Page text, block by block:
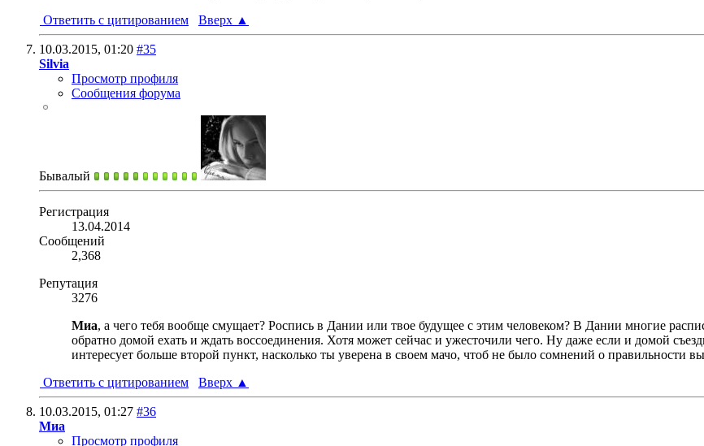
Ответить с цитированием
Вверх ▲
10.03.2015, 01:20 #35
Silvia
Просмотр профиля
Сообщения форума
Бывалый
Регистрация
13.04.2014
Сообщений
2,368
Репутация
3276
Миа, а чего тебя вообще смущает? Роспись в Дании или твое будущее с этим человеком? В Дании многие
обратно домой ехать и ждать воссоединения. Хотя может сейчас и ужесточили чего. Ну даже если и домой
интересует больше второй пункт, насколько ты уверена в своем мачо, чтоб не было сомнений о правильности
Ответить с цитированием
Вверх ▲
10.03.2015, 01:27 #36
Миа
Просмотр профиля